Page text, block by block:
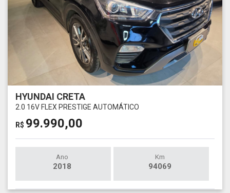
HYUNDAI CRETA
2.0 16V FLEX PRESTIGE AUTOMÁTICO
R$ 99.990,00
Ano
2018
Km
94069